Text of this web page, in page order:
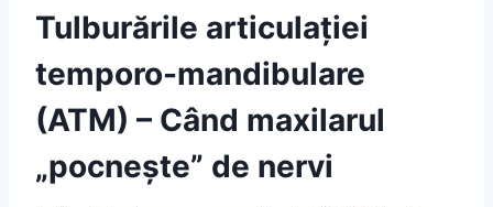
Tulburările articulației
temporo-mandibulare
(ATM) – Când maxilarul
„pocnește” de nervi